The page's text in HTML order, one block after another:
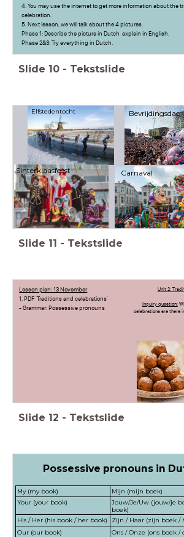
4. You may use the internet to get more information about the
celebration.
5. Next lesson, we will talk about the 4 pictures.
Phase 1: Describe the picture in Dutch, explain in English.
Phase 2&3: Try everything in Dutch.
Slide 10 - Tekstslide
Elfstedentocht Bevrijdingsdag
Sinterklaasfeest Carnaval
Slide 11 - Tekstslide
Lesson plan: 13 November
1. PDF 'Traditions and celebrations'
- Grammar: Possessive pronouns
Unit 2:
Inquiry question:
celebrations are there
Slide 12 - Tekstslide
Possessive pronouns in
My (my book)
Mijn (mijn boek)
Your (your book)
Jouw/Je/Uw (jouw/je
boek)
His / Her (his book / her book)
Zijn / Haar (zijn boek /
Our (our book)
Ons / Onze (ons boek /